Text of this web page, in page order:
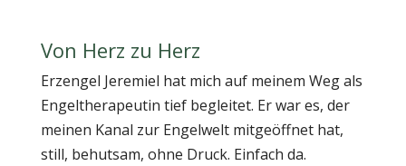
Von Herz zu Herz
Erzengel Jeremiel hat mich auf meinem Weg als
Engeltherapeutin tief begleitet. Er war es, der
meinen Kanal zur Engelwelt mitgeöffnet hat,
still, behutsam, ohne Druck. Einfach da.